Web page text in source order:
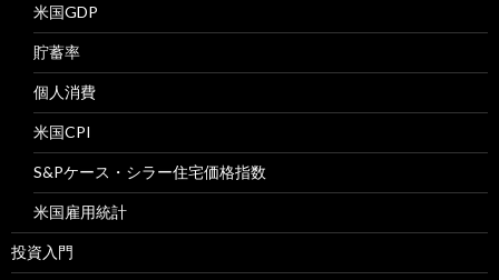
米国GDP
貯蓄率
個人消費
米国CPI
S&Pケース・シラー住宅価格指数
米国雇用統計
投資入門